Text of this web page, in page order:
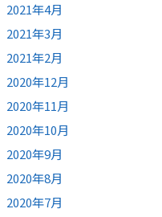
2021年4月
2021年3月
2021年2月
2020年12月
2020年11月
2020年10月
2020年9月
2020年8月
2020年7月